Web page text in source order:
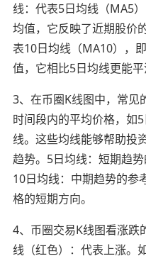
线：代表5日均线（MA5
均值，它反映了近期股价
表10日均线（MA10），
值，它相比5日均线更能
3、在币圈K线图中，常见
时间段内的平均价格，如
线。这些均线能够帮助投
趋势。5日均线：短期趋
10日均线：中期趋势的参
格的短期方向。
4、币圈交易K线图看涨跌
线（红色）：代表上涨。